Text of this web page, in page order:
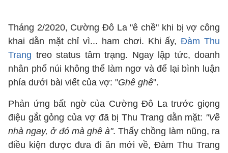
Tháng 2/2020, Cường Đô La "ê chề" khi bị vợ công
khai dằn mặt chỉ vì... ham chơi. Khi ấy,Đàm Thu
Trang treo status tâm trạng. Ngay lập tức, doanh
nhân phố núi không thể làm ngơ và để lại bình luận
phía dưới bài viết của vợ: "Ghê ghê".
Phản ứng bất ngờ của Cường Đô La trước giọng
điệu gắt gỏng của vợ đã bị Thu Trang dằn mặt: "Về
nhà ngay, ở đó mà ghê à". Thấy chồng làm nũng, ra
điều kiện được đưa đi ăn mới về, Đàm Thu Trang